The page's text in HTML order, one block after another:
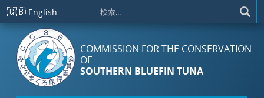
メインコンテンツに移動
🇬🇧 English
COMMISSION FOR THE CONSERVATION
OF
SOUTHERN BLUEFIN TUNA